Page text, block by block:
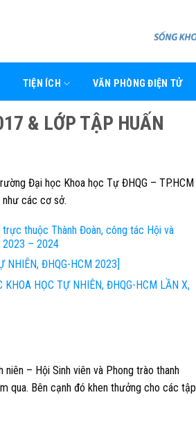
TIỆN ÍCH VĂN PHÒNG ĐIỆN TỬ
& LỚP TẬP HUẤN
Đại học Khoa học Tự ĐHQG – TP.HCM
các cơ sở.
thuộc Thành Đoàn, công tác Hội và
2023 – 2024
NHIÊN, ĐHQG-HCM 2023]
HỌC TỰ NHIÊN, ĐHQG-HCM LẦN X,
– Hội Sinh viên và Phong trào thanh
qua. Bên cạnh đó khen thưởng cho các tập